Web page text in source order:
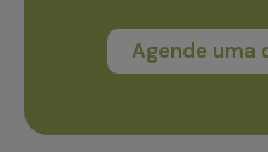
Agende uma